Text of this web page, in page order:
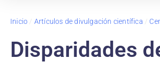
Inicio / Artículos de divulgación científica /
Disparidades